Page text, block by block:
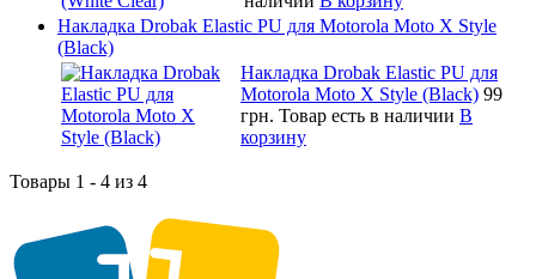
Накладка Drobak Elastic PU для Motorola Moto X Style
(Black)
Накладка Drobak Elastic PU для
Motorola Moto X Style (Black) 99
грн. Товар есть в наличии В
корзину
Товары 1 - 4 из 4